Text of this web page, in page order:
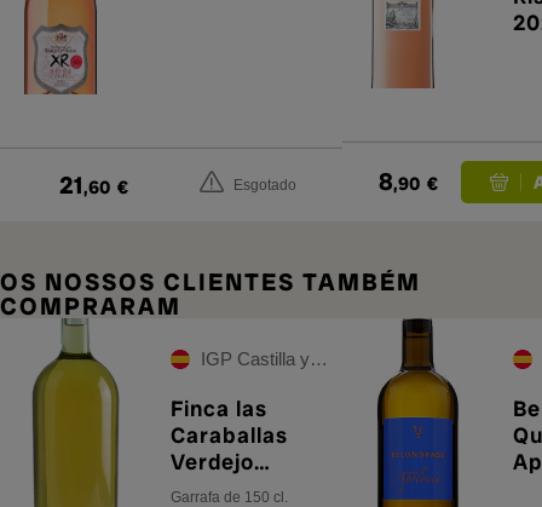
21,60 € Esgotado 8,90 €
OS NOSSOS CLIENTES TAMBÉM
COMPRARAM
IGP Castilla y León
Finca las
Caraballas
Verdejo
Ecológico
Garrafa de 150 cl.